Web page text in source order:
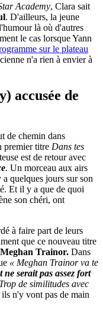
Academy, Clara sait
. D'ailleurs, la jeune
là où d'autres
le cas lorsque Yann
sur le plateau
n'a rien à envier à
accusée de
de chemin dans
premier titre Dans tes
est de retour avec
. Un morceau aux airs
quelques jours sur son
Et il y a que de quoi
son chéri, ont
à faire part de leurs
que ce nouveau titre
Trainor. Dans
« Meghan Trainor va te
ne serait pas assez fort
Trop de similitudes avec
n'y vont pas de main